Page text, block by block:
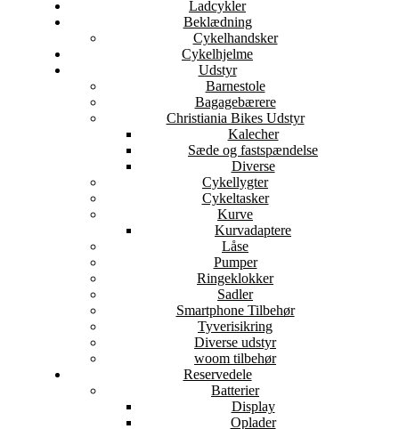
Ladcykler
Beklædning
Cykelhandsker
Cykelhjelme
Udstyr
Barnestole
Bagagebærere
Christiania Bikes Udstyr
Kalecher
Sæde og fastspændelse
Diverse
Cykellygter
Cykeltasker
Kurve
Kurvadaptere
Låse
Pumper
Ringeklokker
Sadler
Smartphone Tilbehør
Tyverisikring
Diverse udstyr
woom tilbehør
Reservedele
Batterier
Display
Oplader